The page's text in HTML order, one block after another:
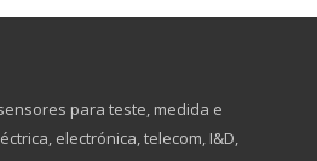
para teste, medida e
electrónica, telecom, I&D,